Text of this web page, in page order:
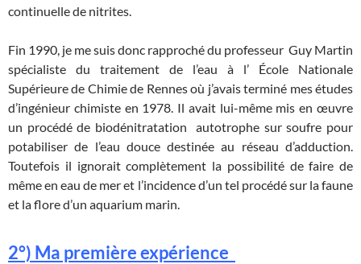
continuelle de nitrites.
Fin 1990, je me suis donc rapproché du professeur Guy Martin
spécialiste du traitement de l’eau à l’ École Nationale
Supérieure de Chimie de Rennes où j’avais terminé mes études
d’ingénieur chimiste en 1978. Il avait lui-même mis en œuvre
un procédé de biodénitratation autotrophe sur soufre pour
potabiliser de l’eau douce destinée au réseau d’adduction.
Toutefois il ignorait complètement la possibilité de faire de
même en eau de mer et l’incidence d’un tel procédé sur la faune
et la flore d’un aquarium marin.
2°) Ma première expérience